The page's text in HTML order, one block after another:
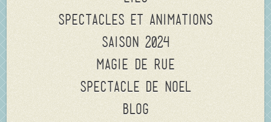
Spectacles et animations
Saison 2024
Magie de rue
Spectacle de Noel
Blog